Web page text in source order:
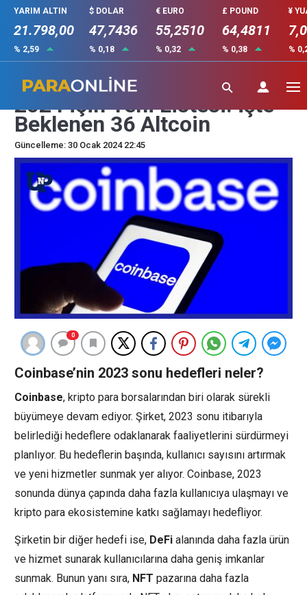
YARIM ALTIN
21.798,00
% 2,59
$ DOLAR
47,7436
% 0,18
€ EURO
55,2510
% 0,32
£ POUND
64,4811
% 0,38
¥
%
Coinbase, 2023 Sonu ve
2024 için Yeni Listesi: İşte
Beklenen 36 Altcoin
Güncelleme: 30 Ocak 2024 22:45
0
Coinbase’nin 2023 sonu hedefleri neler?
Coinbase, kripto para borsalarından biri olarak sürekli
büyümeye devam ediyor. Şirket, 2023 sonu itibarıyla
belirlediği hedeflere odaklanarak faaliyetlerini sürdürmeyi
planlıyor. Bu hedeflerin başında, kullanıcı sayısını artırmak
ve yeni hizmetler sunmak yer alıyor. Coinbase, 2023
sonunda dünya çapında daha fazla kullanıcıya ulaşmayı ve
kripto para ekosistemine katkı sağlamayı hedefliyor.
Şirketin bir diğer hedefi ise, DeFi alanında daha fazla ürün
ve hizmet sunarak kullanıcılarına daha geniş imkanlar
sunmak. Bunun yanı sıra, NFT pazarına daha fazla